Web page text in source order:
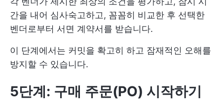
간을 내어 심사숙고하고, 꼼꼼히 비교한 후 선택한
벤더로부터 서면 계약서를 받습니다.
이 단계에서는 커밋을 확고히 하고 잠재적인 오해를
방지할 수 있습니다.
5단계: 구매 주문(PO) 시작하기